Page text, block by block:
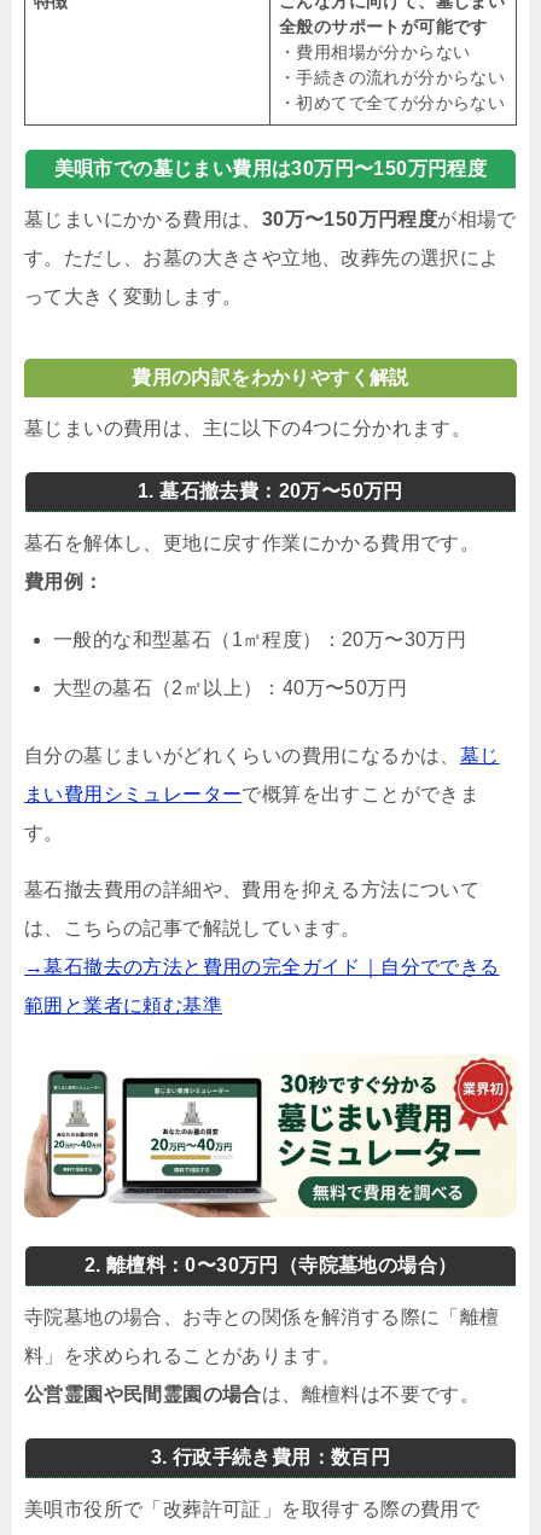
全般のサポートが可能です
・費用相場が分からない
・手続きの流れが分からない
・初めてで全てが分からない
美唄市での墓じまい費用は30万円〜150万円程度
墓じまいにかかる費用は、 30万〜150万円程度が相場で
す。ただし、お墓の大きさや立地、改葬先の選択によ
って大きく変動します。
費用の内訳をわかりやすく解説
墓じまいの費用は、主に以下の4つに分かれます。
1. 墓石撤去費：20万〜50万円
墓石を解体し、更地に戻す作業にかかる費用です。
費用例：
一般的な和型墓石（1㎡程度）：20万〜30万円
大型の墓石（2㎡以上）：40万〜50万円
自分の墓じまいがどれくらいの費用になるかは、 墓じ
まい費用シミュレーターで概算を出すことができま
す。
墓石撤去費用の詳細や、費用を抑える方法について
は、こちらの記事で解説しています。
→墓石撤去の方法と費用の完全ガイド｜自分でできる
範囲と業者に頼む基準
2. 離檀料：0〜30万円（寺院墓地の場合）
寺院墓地の場合、お寺との関係を解消する際に「離檀
料」を求められることがあります。
公営霊園や民間霊園の場合は、離檀料は不要です。
3. 行政手続き費用：数百円
美唄市役所で「改葬許可証」を取得する際の費用で